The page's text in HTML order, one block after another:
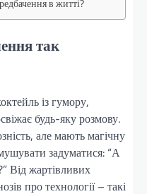
в житті?
так
із гумору,
будь-яку розмову.
але мають магічну
задуматися: “А
Від жартівливих
про технології – такі